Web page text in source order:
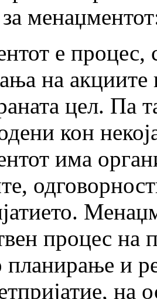
е процес,
на акциите
цел. Па
кон
има
процес на
планирање и
на